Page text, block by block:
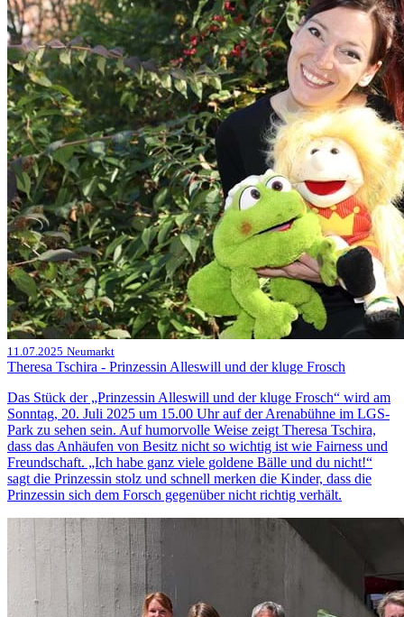
11.07.2025 Neumarkt
Theresa Tschira - Prinzessin Alleswill und der kluge Frosch
Das Stück der „Prinzessin Alleswill und der kluge Frosch“ wird am
Sonntag, 20. Juli 2025 um 15.00 Uhr auf der Arenabühne im LGS-
Park zu sehen sein. Auf humorvolle Weise zeigt Theresa Tschira,
dass das Anhäufen von Besitz nicht so wichtig ist wie Fairness und
Freundschaft. „Ich habe ganz viele goldene Bälle und du nicht!“
sagt die Prinzessin stolz und schnell merken die Kinder, dass die
Prinzessin sich dem Forsch gegenüber nicht richtig verhält.